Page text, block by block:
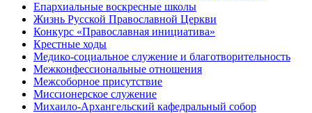
Епархиальные воскресные школы
Жизнь Русской Православной Церкви
Конкурс «Православная инициатива»
Крестные ходы
Медико-социальное служение и благотворительность
Межконфессиональные отношения
Межсоборное присутствие
Миссионерское служение
Михаило-Архангельский кафедральный собор